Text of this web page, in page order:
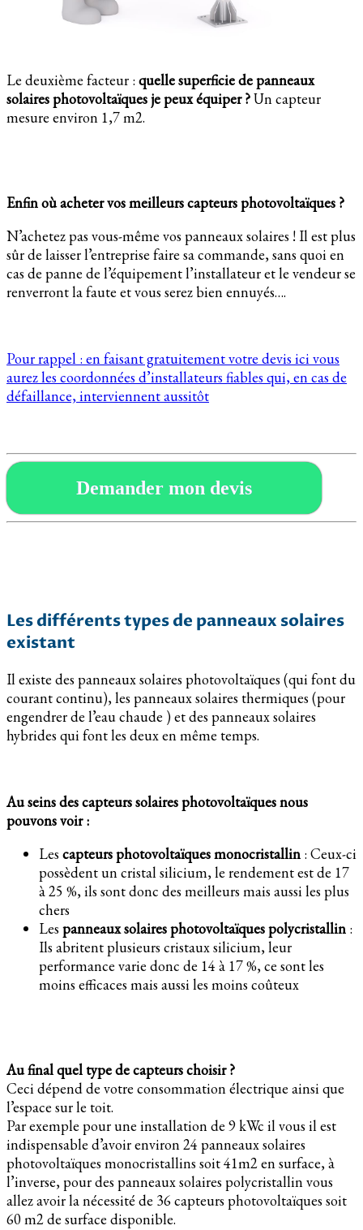
Le deuxième facteur : quelle superficie de panneaux
solaires photovoltaïques je peux équiper ?Un capteur
mesure environ 1,7 m2.
Enfin où acheter vos meilleurs capteurs photovoltaïques ?
N’achetez pas vous-même vos panneaux solaires ! Il est plus
sûr de laisser l’entreprise faire sa commande, sans quoi en
cas de panne de l’équipement l’installateur et le vendeur se
renverront la faute et vous serez bien ennuyés….
Pour rappel : en faisant gratuitement votre devis ici vous
aurez les coordonnées d’installateurs fiables qui, en cas de
défaillance, interviennent aussitôt
Demander mon devis
Les différents types de panneaux solaires
existant
Il existe des panneaux solaires photovoltaïques (qui font du
courant continu), les panneaux solaires thermiques (pour
engendrer de l’eau chaude ) et des panneaux solaires
hybrides qui font les deux en même temps.
Au seins des capteurs solaires photovoltaïques nous
pouvons voir :
Les capteurs photovoltaïques monocristallin : Ceux-ci
possèdent un cristal silicium, le rendement est de 17
à 25 %, ils sont donc des meilleurs mais aussi les plus
chers
Les panneaux solaires photovoltaïques polycristallin :
Ils abritent plusieurs cristaux silicium, leur
performance varie donc de 14 à 17 %, ce sont les
moins efficaces mais aussi les moins coûteux
Au final quel type de capteurs choisir ?
Ceci dépend de votre consommation électrique ainsi que
l’espace sur le toit.
Par exemple pour une installation de 9 kWc il vous il est
indispensable d’avoir environ 24 panneaux solaires
photovoltaïques monocristallins soit 41m2 en surface, à
l’inverse, pour des panneaux solaires polycristallin vous
allez avoir la nécessité de 36 capteurs photovoltaïques soit
60 m2 de surface disponible.